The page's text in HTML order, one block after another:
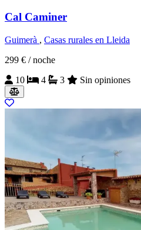
Cal Caminer
Guimerà , Casas rurales en Lleida
299 € / noche
10
4 3 Sin opiniones